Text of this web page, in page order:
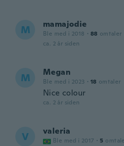
M mamajodie
Ble med i 2018 · 88 omtaler
ca. 2 år siden
M Megan
Ble med i 2023 · 18 omtaler
Nice colour
ca. 2 år siden
V valeria
Ble med i 2017 · 5